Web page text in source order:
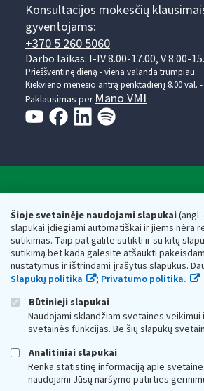
Šioje svetainėje naudojami slapukai
slapukai įdiegiami automatiškai ir jiems nėra
sutikimas. Taip pat galite sutikti ir su kitų
sutikimą bet kada galėsite atšaukti
nustatymus ir ištrindami įrašytus slapukus.
Slapukų politika
; Privatumo politika.
Būtinieji slapukai
Naudojami sklandžiam svetainės
svetainės funkcijas. Be šių slapukų
Analitiniai slapukai
Renka statistinę informaciją apie
naudojami Jūsų naršymo patirties
Konsultacijos mokesčių
gyventojams:
+370 5 260 5060
Darbo laikas: I-IV 8.00-17.00, V 8.00-
Prieššventinę dieną - viena valanda trumpiau.
Kiekvieno mėnesio antrą penktadienį 8.00 val. -
Paklausimas per Mano VMI
Respublikos finansų ministerijos
Biudžetinė įstaiga. Juridinio asmens kodas —
adresas: Vasario 16-osios g. 14, 01107 Vilnius,
vmi@vmi.lt, E. pristatymo dėžutės adresas
Duomenys apie Valstybinę mokesčių
Respublikos finansų ministerijos kaupiami ir